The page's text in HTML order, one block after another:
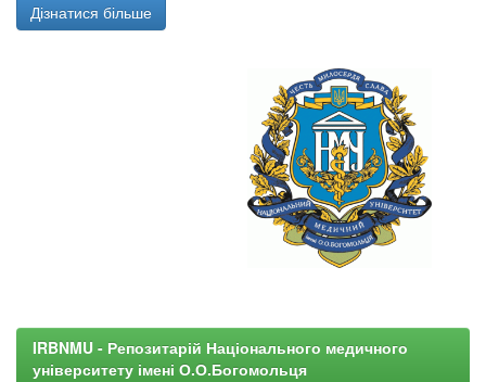
Дізнатися більше
IRBNMU - Репозитарій Національного медичного
університету імені О.О.Богомольця